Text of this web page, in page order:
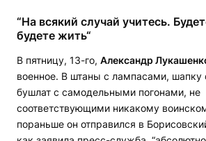
“На всякий случай учитесь.
будете жить“
В пятницу, 13-го, Александр
военное. В штаны с лампасами, шапку
бушлат с самодельными погонами, не
соответствующими никакому
пораньше он отправился в